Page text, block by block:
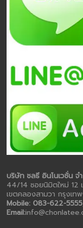
บริษัท ชลธี อินโนเวชั่น จ
44/14 ซอยนิมิตใหม่ 12
เขตคลองสามวา กรุงเ
Mobile: 083-622-
Email: